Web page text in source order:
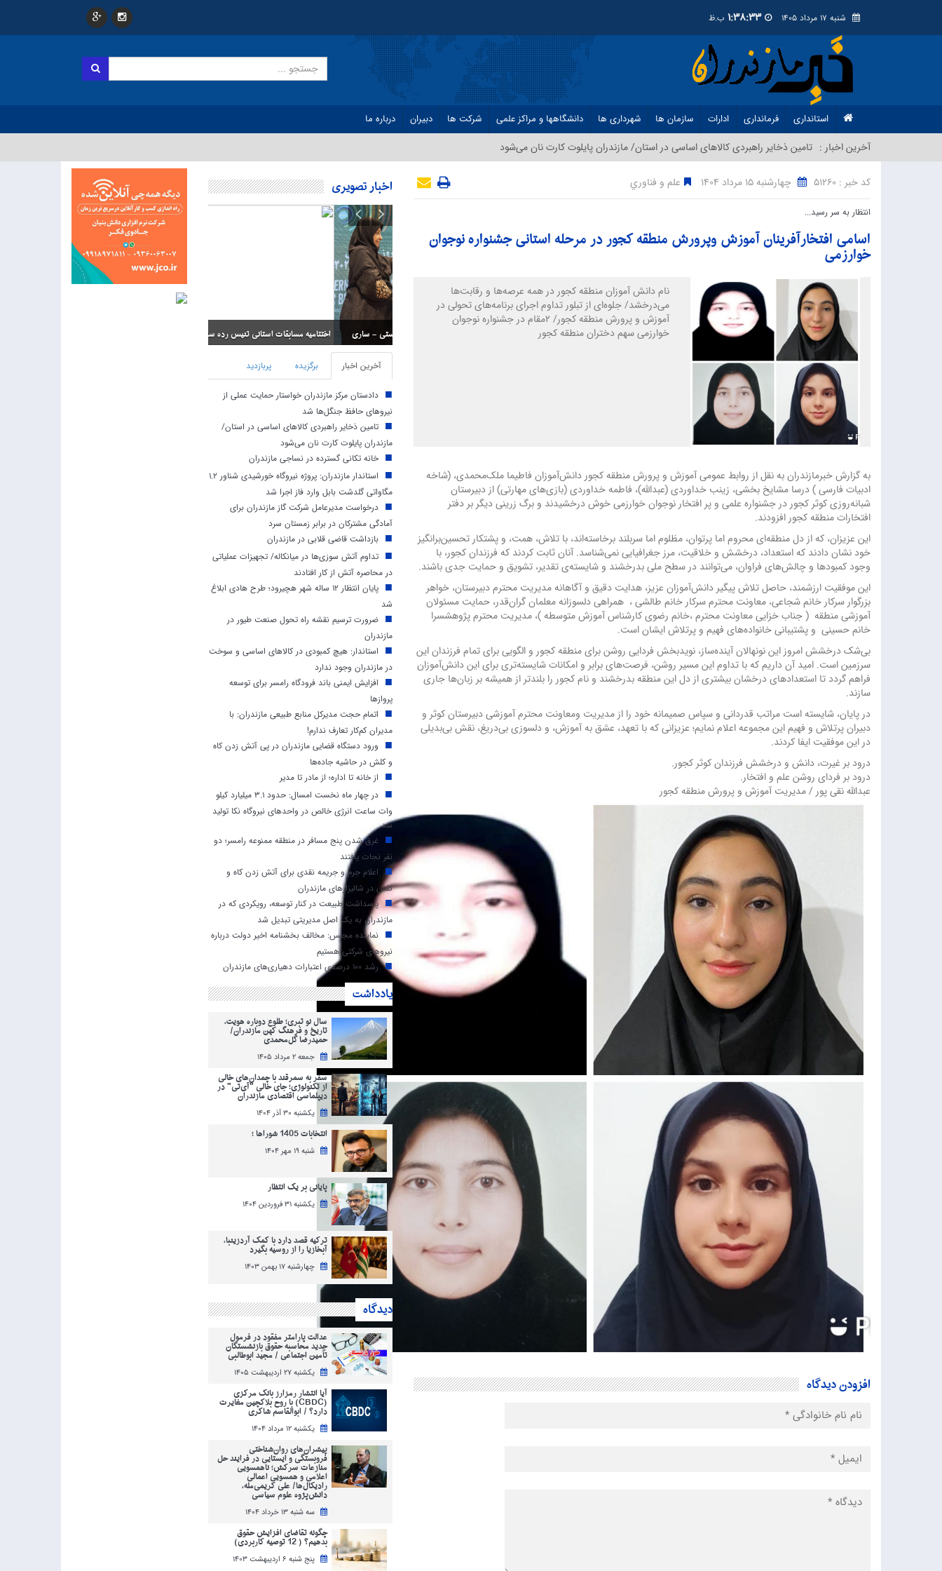
شنبه 17 مرداد 1405 1:38:34 ب.ظ
استانداری فرمانداری ادارات سازمان ها شهرداری ها دانشگاهها و مراکز علمی شرکت ها دبیران درباره ما
آخرین اخبار : تامین ذخایر راهبردی کالاهای اساسی در استان/ مازندران پایلوت کارت نان می‌شود
کد خبر : 51260 چهارشنبه 15 مرداد 1404 علم و فناوري
انتظار به سر رسید...
اسامی افتخارآفرینان آموزش وپرورش منطقه کجور در مرحله استانی جشنواره نوجوان
خوارزمی
نام دانش آموزان منطقه کجور در همه عرصه‌ها و رقابت‌ها
می‌درخشد‌/ جلوه‌ای از تبلور تداوم اجرای برنامه‌های تحولی در
آموزش و پرورش منطقه کجور/ ۲مقام در جشنواره نوجوان
خوارزمی سهم دختران منطقه کجور
به گزارش خبرمازندران به نقل از روابط عمومی آموزش و پرورش منطقه کجور دانش‌آموزان فاطیما ملک‌محمدی، (شاخه
ادبیات فارسی ) درسا مشایخ بخشی، زینب خداوردی (عبدالله)، فاطمه خداوردی (بازی‌های مهارتی) از دبیرستان
شبانه‌روزی کوثر کجور در جشنواره علمی و پر افتخار نوجوان خوارزمی خوش درخشیدند و برگ زرینی دیگر بر دفتر
افتخارات منطقه کجور افزودند.
این عزیزان، که از دل منطقه‌ای محروم اما پرتوان، مظلوم اما سربلند برخاسته‌اند، با تلاش، همت، و پشتکار تحسین‌برانگیز
خود نشان دادند که استعداد، درخشش و خلاقیت، مرز جغرافیایی نمی‌شناسد. آنان ثابت کردند که فرزندان کجور، با
وجود کمبودها و چالش‌های فراوان، می‌توانند در سطح ملی بدرخشند و شایسته‌ی تقدیر، تشویق و حمایت جدی باشند.
این موفقیت ارزشمند، حاصل تلاش پیگیر دانش‌آموزان عزیز، هدایت دقیق و آگاهانه مدیریت محترم دبیرستان، خواهر
بزرگوار سرکار خانم شجاعی، معاونت محترم سرکار خانم طالشی ، همراهی دلسوزانه معلمان گران‌قدر، حمایت مسئولان
آموزشی منطقه ( جناب خزایی معاونت محترم ،خانم رضوی کارشناس آموزش متوسطه )، مدیریت محترم پژوهشسرا
خانم حسینی و پشتیبانی خانواده‌های فهیم و پرتلاش ایشان است.
بی‌شک درخشش امروز این نونهالان آینده‌ساز، نویدبخش فردایی روشن برای منطقه کجور و الگویی برای تمام فرزندان این
سرزمین است. امید آن داریم که با تداوم این مسیر روشن، فرصت‌های برابر و امکانات شایسته‌تری برای این دانش‌آموزان
فراهم گردد تا استعدادهای درخشان بیشتری از دل این منطقه بدرخشند و نام کجور را بلندتر از همیشه بر زبان‌ها جاری
سازند.
در پایان، شایسته است مراتب قدردانی و سپاس صمیمانه خود را از مدیریت ومعاونت محترم آموزشی دبیرستان کوثر و
دبیران پرتلاش و فهیم این مجموعه اعلام نمایم؛ عزیزانی که با تعهد، عشق به آموزش، و دلسوزی بی‌دریغ، نقش بی‌بدیلی
در این موفقیت ایفا کردند.
درود بر غیرت، دانش و درخشش فرزندان کوثر کجور.
درود بر فردای روشن علم و افتخار.
عبدالله نقی پور / مدیریت آموزش و پرورش منطقه کجور
افزودن دیدگاه
اخبار تصویری
اختتامیه مسابقات استانی تنیس رده سنی نونهالان
آخرین اخبار برگزیده پربازدید
دادستان مرکز مازندران خواستار حمایت عملی از
نیروهای حافظ جنگل‌ها شد
تامین ذخایر راهبردی کالاهای اساسی در استان/
مازندران پایلوت کارت نان می‌شود
خانه تکانی گسترده در نساجی مازندران
استاندار مازندران: پروژه نیروگاه خورشیدی شناور ۱.۲
مگاواتی گلدشت بابل وارد فاز اجرا شد
درخواست مدیرعامل شرکت گاز مازندران برای
آمادگی مشترکان در برابر زمستان سرد
بازداشت قاضی قلابی در مازندران
تداوم آتش‌ سوزی‌ها در میانکاله/ تجهیزات عملیاتی
در محاصره آتش از کار افتادند
پایان انتظار ۱۲ ساله شهر هچیرود؛ طرح هادی ابلاغ
شد
ضرورت ترسیم نقشه راه تحول صنعت طیور در
مازندران
استاندار: هیچ کمبودی در کالاهای اساسی و سوخت
در مازندران وجود ندارد
افزایش ایمنی باند فرودگاه رامسر برای توسعه
پروازها
اتمام حجت مدیرکل منابع طبیعی مازندران: با
مدیران کم‌کار تعارف ندارم!
ورود دستگاه قضایی مازندران در پی آتش زدن کاه
و کلش در حاشیه جاده‌ها
از خانه تا اداره؛ از مادر تا مدیر
در چهار ماه نخست امسال: حدود 3.1 میلیارد کیلو
وات ساعت انرژی خالص در واحدهای نیروگاه نکا تولید
شد
غرق شدن پنج مسافر در منطقه ممنوعه رامسر؛ دو
نفر نجات یافتند
اعلام جرم و جریمه نقدی برای آتش زدن کاه و
کلش در شالیزارهای مازندران
پاسداشت طبیعت در کنار توسعه، رویکردی که در
مازندران به یک اصل مدیریتی تبدیل شد
نماینده مجلس: مخالف بخشنامه اخیر دولت درباره
نیروهای شرکتی هستیم
رشد ۱۰۰ درصدی اعتبارات دهیاری‌های مازندران
یادداشت
سال نو تبری؛ طلوع دوباره هویت،
تاریخ و فرهنگ کهن مازندران/
حمیدرضا گل‌محمدی
جمعه 2 مرداد 1405
سفر به سمرقند با چمدان‌های خالی
از تکنولوژی؛ جای خالی "آی‌تی" در
دیپلماسی اقتصادی مازندران
یکشنبه 30 آذر 1404
انتخابات 1405 شوراها ؛
شنبه 19 مهر 1404
پایانی بر یک انتظار
یکشنبه 31 فروردين 1404
ترکیه قصد دارد با کمک آردزینبا،
آبخازیا را از روسیه بگیرد
چهارشنبه 17 بهمن 1403
دیدگاه
عدالت پارامتر مفقود در فرمول
جدید محاسبه حقوق بازنشستگان
تأمین اجتماعی / مجید ابوطالبی
یکشنبه 27 ارديبهشت 1405
آیا انتشار رمزارز بانک مرکزی
(CBDC) با روح بلاکچین مغایرت
دارد؟ / ابوالقاسم شاکری
یکشنبه 12 مرداد 1404
پیشران‌های روان‌شناختی
فروبستگی و ایستایی در فرایند حل
منازعات سرکش؛ ناهمسویی
اعلامی و همسویی اعمالی
رادیکال‌ها/ علی کریمی‌مله،
دانش‌پژوه علوم سیاسی
سه شنبه 13 خرداد 1404
چگونه تقاضای افزایش حقوق
بدهیم؟ ( 12 توصیه کاربردی)
پنج شنبه 6 ارديبهشت 1403